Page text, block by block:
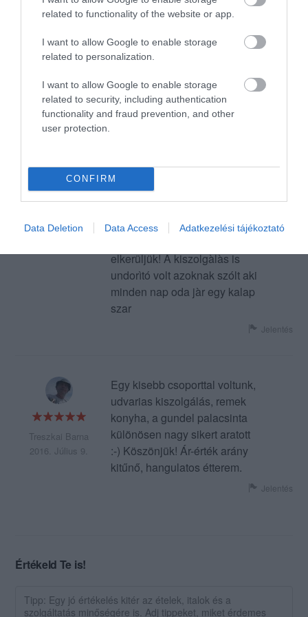
related to functionality of the website or app.
I want to allow Google to enable storage
related to personalization.
I want to allow Google to enable storage
related to security, including authentication
functionality and fraud prevention, and other
user protection.
CONFIRM
Data Deletion Data Access Adatkezelési tájékoztató
és nagy koppanàs!!!!! Nagyot
nem is megyünk ebbe az
étterembe! Elhiszem hogy
kértem nem moslékot! Elvitelre
kértük de összecsaptàk az
volt burgonya benne csak
àztatott petrezselymes
mi biztos soha többé nem
elkerüljük! A kiszolgàlàs is
undorìtó volt azoknak szólt aki
minden nap oda jàr egy kalap
szar
Jelentés
Treszkai Barna
2016. Július 9.
Egy kisebb csoporttal voltunk,
udvarias kiszolgálás, remek
konyha, a gundel palacsinta
különösen nagy sikert aratott
:-) Köszönjük! Ár-érték arány
kitűnő, hangulatos étterem.
Jelentés
Értékeld Te is!